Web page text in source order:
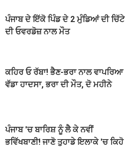
ਪੰਜਾਬ ਦੇ ਇੱਕੋ ਪਿੰਡ ਦੇ 2 ਮੁੰਡਿਆਂ ਦੀ ਚਿੱਟੇ
ਦੀ ਓਵਰਡੋਜ਼ ਨਾਲ ਮੌਤ
ਕਹਿਰ ਓ ਰੱਬਾ! ਭੈਣ-ਭਰਾ ਨਾਲ ਵਾਪਰਿਆ
ਵੱਡਾ ਹਾਦਸਾ, ਭਰਾ ਦੀ ਮੌਤ, ਦੋ ਮਹੀਨੇ
ਪੰਜਾਬ 'ਚ ਬਾਰਿਸ਼ ਨੂੰ ਲੈ ਕੇ ਨਵੀਂ
ਭਵਿੱਖਬਾਣੀ! ਜਾਣੋ ਤੁਹਾਡੇ ਇਲਾਕੇ 'ਚ ਕਿਹੋ